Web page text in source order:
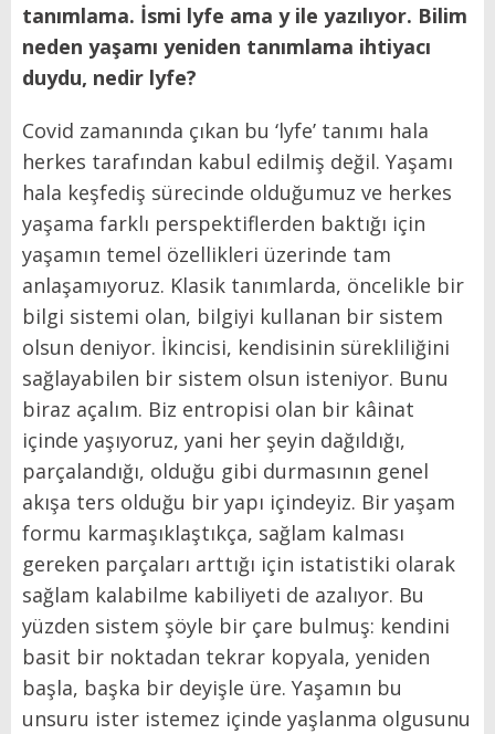
tanımlama. İsmi lyfe ama y ile yazılıyor. Bilim
neden yaşamı yeniden tanımlama ihtiyacı
duydu, nedir lyfe?
Covid zamanında çıkan bu ‘lyfe’ tanımı hala
herkes tarafından kabul edilmiş değil. Yaşamı
hala keşfediş sürecinde olduğumuz ve herkes
yaşama farklı perspektiflerden baktığı için
yaşamın temel özellikleri üzerinde tam
anlaşamıyoruz. Klasik tanımlarda, öncelikle bir
bilgi sistemi olan, bilgiyi kullanan bir sistem
olsun deniyor. İkincisi, kendisinin sürekliliğini
sağlayabilen bir sistem olsun isteniyor. Bunu
biraz açalım. Biz entropisi olan bir kâinat
içinde yaşıyoruz, yani her şeyin dağıldığı,
parçalandığı, olduğu gibi durmasının genel
akışa ters olduğu bir yapı içindeyiz. Bir yaşam
formu karmaşıklaştıkça, sağlam kalması
gereken parçaları arttığı için istatistiki olarak
sağlam kalabilme kabiliyeti de azalıyor. Bu
yüzden sistem şöyle bir çare bulmuş: kendini
basit bir noktadan tekrar kopyala, yeniden
başla, başka bir deyişle üre. Yaşamın bu
unsuru ister istemez içinde yaşlanma olgusunu